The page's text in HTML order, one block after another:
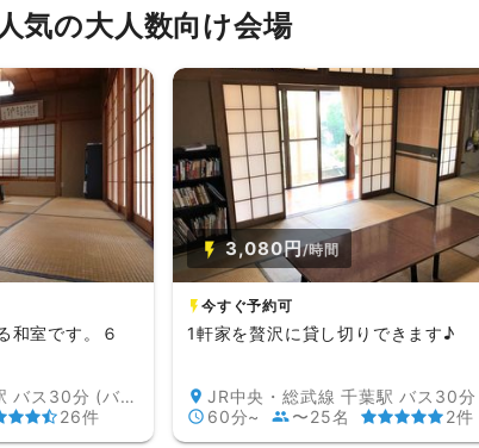
気の大人数向け会場
和室です。６
JR中央・総武線 千葉駅 バス30分 (バス停：大宮団地)
26件
3,080円/時間
今すぐ予約可
1軒家を贅沢に貸し切りできます♪
60分~
〜25名 2件